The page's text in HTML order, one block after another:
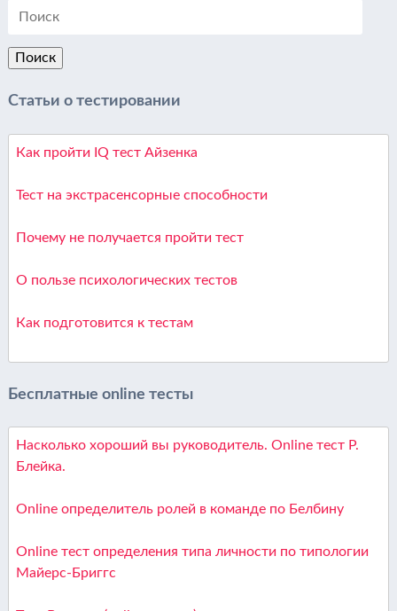
Статьи о тестировании
Как пройти IQ тест Айзенка
Тест на экстрасенсорные способности
Почему не получается пройти тест
О пользе психологических тестов
Как подготовится к тестам
Бесплатные online тесты
Насколько хороший вы руководитель. Online тест Р.
Блейка.
Online определитель ролей в команде по Белбину
Online тест определения типа личности по типологии
Майерс-Бриггс